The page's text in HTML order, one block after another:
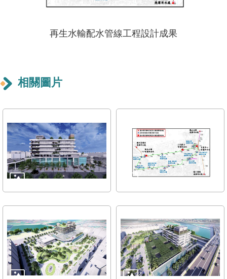
語
彙
TAIPEI
PASS
臺
北
府
網
站
資
料
再生水輸配水管線工程設計成果
相關圖片